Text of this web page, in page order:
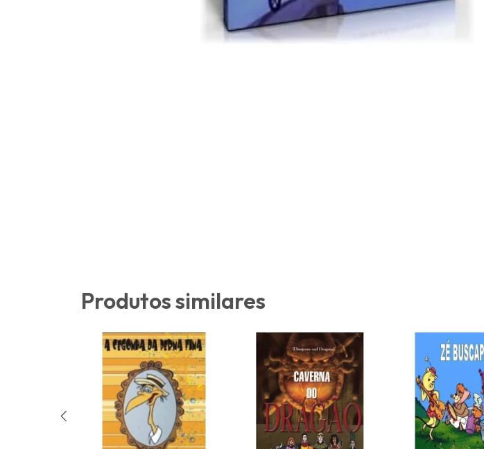
Produtos similares